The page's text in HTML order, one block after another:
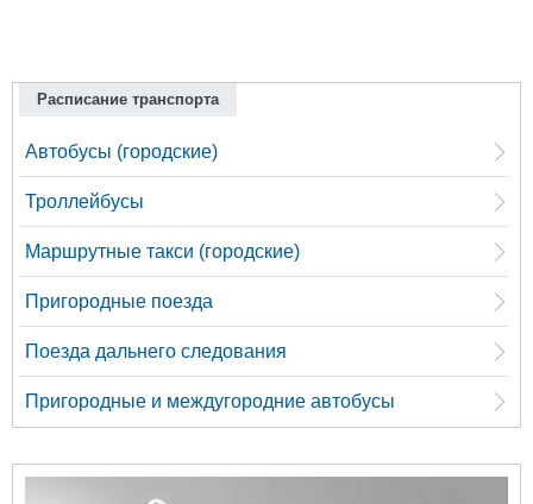
Расписание транспорта
Автобусы (городские)
Троллейбусы
Маршрутные такси (городские)
Пригородные поезда
Поезда дальнего следования
Пригородные и междугородние автобусы